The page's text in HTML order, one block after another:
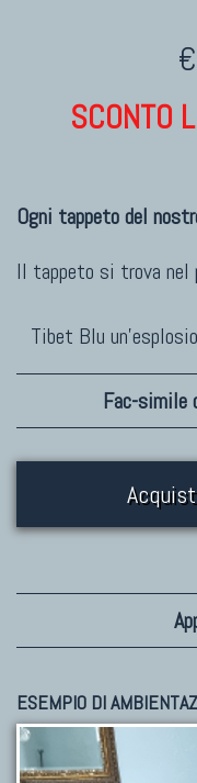
SCONTO
Ogni tappeto del
Il tappeto si trova nel
Tibet Blu
Fac-
ESEMPIO DI